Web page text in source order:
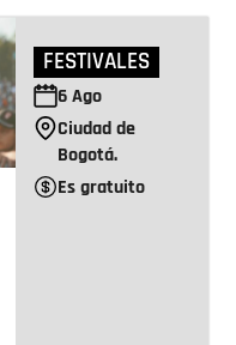
FESTIVALES
6Ago
Ciudad de
Bogotá.
Es gratuito